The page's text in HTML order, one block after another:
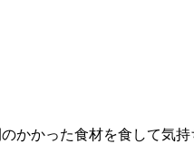
かかった食材を食して気